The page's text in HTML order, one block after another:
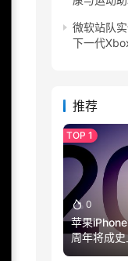
微软站队
下一代
推荐
0
苹果
周年将成